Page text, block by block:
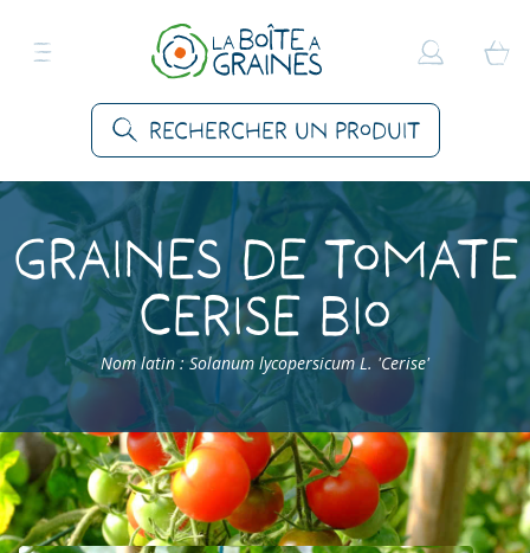
Rechercher un produit
Graines de Tomate
Cerise bio
Nom latin : Solanum lycopersicum L. 'Cerise'
Accueil > Produits > Graines Légumes > Tomates
>
Tomate Cerise bio